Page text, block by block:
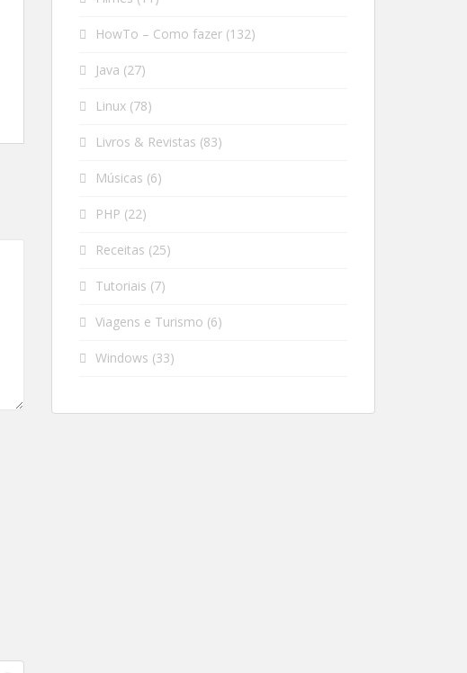
HowTo – Como fazer (132)
Java (27)
Linux (78)
Livros & Revistas (83)
Músicas (6)
PHP (22)
Receitas (25)
Tutoriais (7)
Viagens e Turismo (6)
Windows (33)